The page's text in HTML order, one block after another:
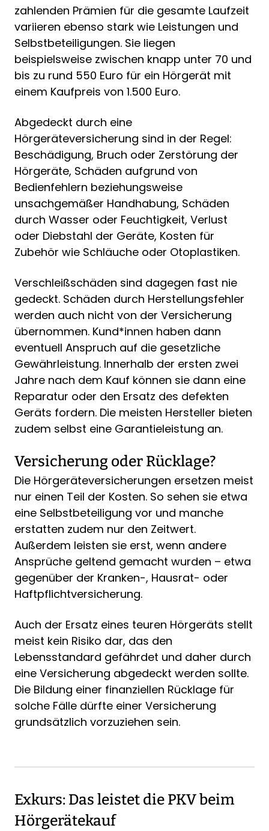
zahlenden Prämien für die gesamte Laufzeit
variieren ebenso stark wie Leistungen und
Selbstbeteiligungen. Sie liegen
beispielsweise zwischen knapp unter 70 und
bis zu rund 550 Euro für ein Hörgerät mit
einem Kaufpreis von 1.500 Euro.
Abgedeckt durch eine
Hörgeräteversicherung sind in der Regel:
Beschädigung, Bruch oder Zerstörung der
Hörgeräte, Schäden aufgrund von
Bedienfehlern beziehungsweise
unsachgemäßer Handhabung, Schäden
durch Wasser oder Feuchtigkeit, Verlust
oder Diebstahl der Geräte, Kosten für
Zubehör wie Schläuche oder Otoplastiken.
Verschleißschäden sind dagegen fast nie
gedeckt. Schäden durch Herstellungsfehler
werden auch nicht von der Versicherung
übernommen. Kund*innen haben dann
eventuell Anspruch auf die gesetzliche
Gewährleistung. Innerhalb der ersten zwei
Jahre nach dem Kauf können sie dann eine
Reparatur oder den Ersatz des defekten
Geräts fordern. Die meisten Hersteller bieten
zudem selbst eine Garantieleistung an.
Versicherung oder Rücklage?
Die Hörgeräteversicherungen ersetzen meist
nur einen Teil der Kosten. So sehen sie etwa
eine Selbstbeteiligung vor und manche
erstatten zudem nur den Zeitwert.
Außerdem leisten sie erst, wenn andere
Ansprüche geltend gemacht wurden – etwa
gegenüber der Kranken-, Hausrat- oder
Haftpflichtversicherung.
Auch der Ersatz eines teuren Hörgeräts stellt
meist kein Risiko dar, das den
Lebensstandard gefährdet und daher durch
eine Versicherung abgedeckt werden sollte.
Die Bildung einer finanziellen Rücklage für
solche Fälle dürfte einer Versicherung
grundsätzlich vorzuziehen sein.
Exkurs: Das leistet die PKV beim
Hörgerätekauf